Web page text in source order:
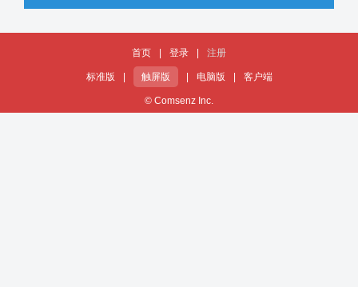
首页 登录 注册
标准版 触屏版 电脑版 客户端
© Comsenz Inc.